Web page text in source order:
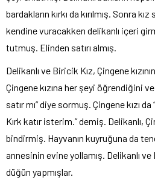
bardakların kırkı da kırılmış. Sonra
kendine vuracakken delikanlı içeri
tutmuş. Elinden satırı almış.
Delikanlı ve Biricik Kız, Çingene
Çingene kızına her şeyi öğrendiğini ve
satır mı” diye sormuş. Çingene kızı da
Kırk katır isterim.” demiş. Delikanlı,
bindirmiş. Hayvanın kuyruğuna da
annesinin evine yollamış. Delikanlı ve
düğün yapmışlar.